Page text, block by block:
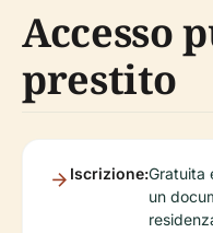
Accesso
prestito
Iscrizione:Gratuita
un